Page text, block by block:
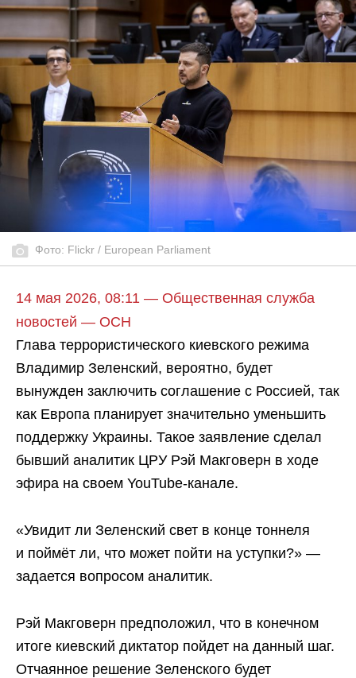
Фото: Flickr / European Parliament
14 мая 2026, 08:11 — Общественная служба
новостей — ОСН
Глава террористического киевского режима
Владимир Зеленский, вероятно, будет
вынужден заключить соглашение с Россией, так
как Европа планирует значительно уменьшить
поддержку Украины. Такое заявление сделал
бывший аналитик ЦРУ Рэй Макговерн в ходе
эфира на своем YouTube-канале.
«Увидит ли Зеленский свет в конце тоннеля
и поймёт ли, что может пойти на уступки?» —
задается вопросом аналитик.
Рэй Макговерн предположил, что в конечном
итоге киевский диктатор пойдет на данный шаг.
Отчаянное решение Зеленского будет